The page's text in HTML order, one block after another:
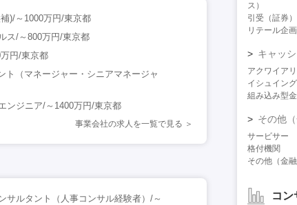
)/～1000万円/東京都
ス/～800万円/東京都
円/東京都
ト（マネージャー・シニアマネージャ
ンジニア/～1400万円/東京都
事業会社の求人を一覧で見る
サルタント（人事コンサル経験者）/～
ス）
引受（証券）
リテール企画
キャッ
アクワイア
イシュイング
組み込み型
その他（
サービサー
格付機関
その他（金融
コン